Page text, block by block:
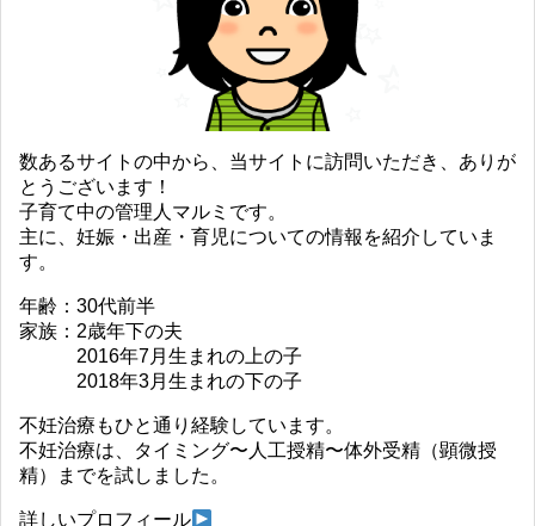
数あるサイトの中から、当サイトに訪問いただき、ありが
とうございます！
子育て中の管理人マルミです。
主に、妊娠・出産・育児についての情報を紹介していま
す。
年齢：30代前半
家族：2歳年下の夫
2016年7月生まれの上の子
2018年3月生まれの下の子
不妊治療もひと通り経験しています。
不妊治療は、タイミング〜人工授精〜体外受精（顕微授
精）までを試しました。
詳しいプロフィール